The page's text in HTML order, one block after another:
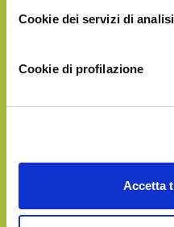
Cookie dei servizi di analisi
Cookie di profilazione
Accetta